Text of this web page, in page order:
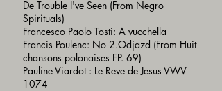
De Trouble I've Seen (From Negro
Spirituals)
Francesco Paolo Tosti: A vucchella
Francis Poulenc: No 2.Odjazd (From Huit
chansons polonaises FP. 69)
Pauline Viardot : Le Reve de Jesus VWV
1074